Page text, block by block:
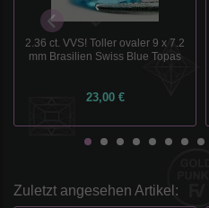
2.36 ct. VVS! Toller ovaler 9 x 7.2
mm Brasilien Swiss Blue Topas
23,00 €
Zuletzt angesehen Artikel: